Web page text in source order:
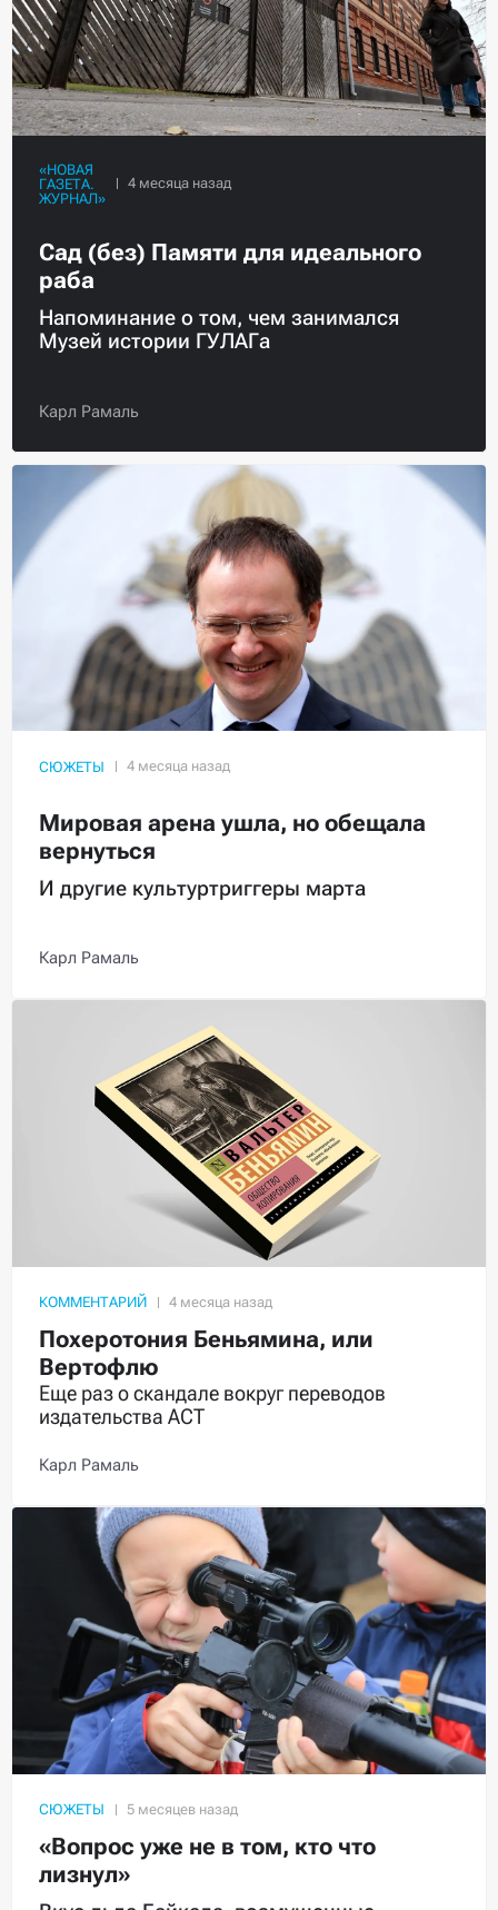
«НОВАЯ
ГАЗЕТА.
ЖУРНАЛ»
Сад (без) Памяти для идеального
раба
Напоминание о том, чем занимался
Музей истории ГУЛАГа
Карл Рамаль
СЮЖЕТЫ
Мировая арена ушла, но обещала
вернуться
И другие культуртриггеры марта
Карл Рамаль
КОММЕНТАРИЙ
Похеротония Беньямина, или
Вертофлю
Еще раз о скандале вокруг переводов
издательства АСТ
Карл Рамаль
СЮЖЕТЫ
«Вопрос уже не в том, кто что
лизнул»